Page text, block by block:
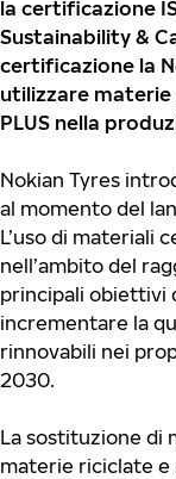
la certificazione
Sustainability &
certificazione la
utilizzare materie
PLUS nella
Nokian Tyres
al momento del
L’uso di materiali
nell’ambito del
principali obiettivi
incrementare la
rinnovabili nei
2030.
La sostituzione di
materie riciclate e